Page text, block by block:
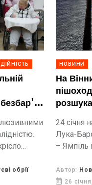
безбар'єрного
обрії
НОВИНИ
На
24 січня
Лука-
– Ямпіль
Автор:
26